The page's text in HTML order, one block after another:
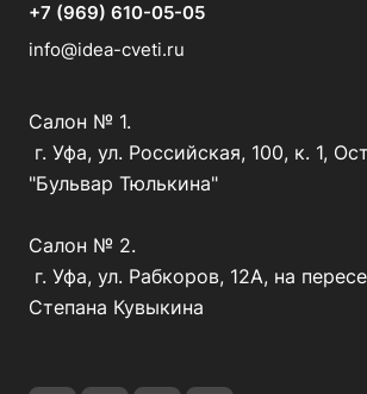
+7 (969) 610-05-05
info@idea-cveti.ru
Салон № 1.
г. Уфа, ул. Российская, 100, к. 1,
"Бульвар Тюлькина"
Салон № 2.
г. Уфа, ул. Рабкоров, 12А, на
Степана Кувыкина